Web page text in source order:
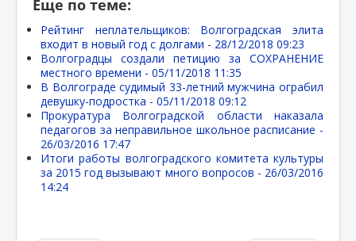
Еще по теме:
Рейтинг неплательщиков: Волгоградская элита
входит в новый год с долгами - 28/12/2018 09:23
Волгоградцы создали петицию за СОХРАНЕНИЕ
местного времени - 05/11/2018 11:35
В Волгограде судимый 33-летний мужчина ограбил
девушку-подростка - 05/11/2018 09:12
Прокуратура Волгоградской области наказала
педагогов за неправильное школьное расписание -
26/03/2016 17:47
Итоги работы волгоградского комитета культуры
за 2015 год вызывают много вопросов - 26/03/2016
14:24